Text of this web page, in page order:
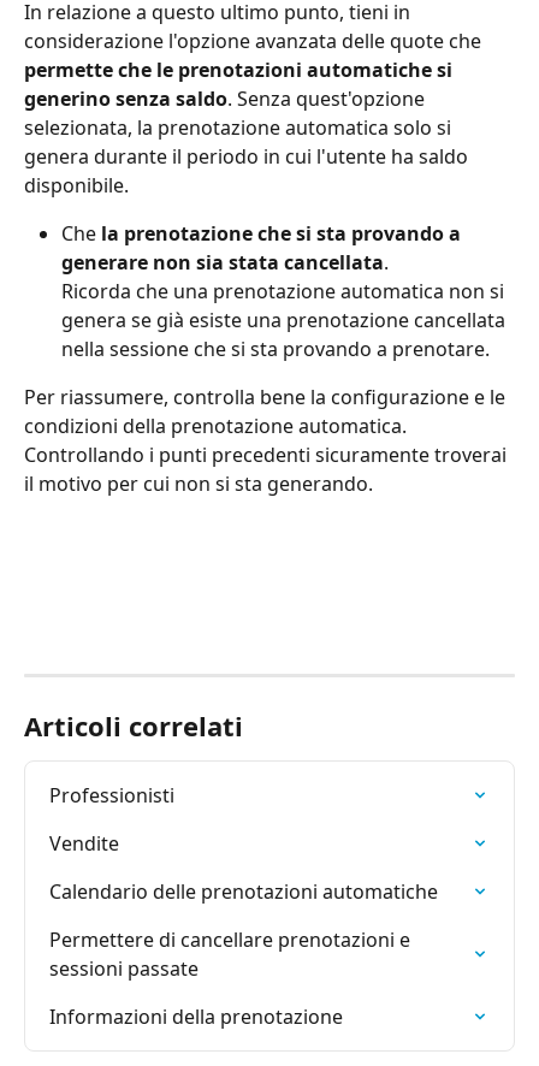
In relazione a questo ultimo punto, tieni in
considerazione l'opzione avanzata delle quote che
permette che le prenotazioni automatiche si
generino senza saldo. Senza quest'opzione
selezionata, la prenotazione automatica solo si
genera durante il periodo in cui l'utente ha saldo
disponibile.
Che la prenotazione che si sta provando a
generare non sia stata cancellata.
Ricorda che una prenotazione automatica non si
genera se già esiste una prenotazione cancellata
nella sessione che si sta provando a prenotare.
Per riassumere, controlla bene la configurazione e le
condizioni della prenotazione automatica.
Controllando i punti precedenti sicuramente troverai
il motivo per cui non si sta generando.
Articoli correlati
Professionisti
Vendite
Calendario delle prenotazioni automatiche
Permettere di cancellare prenotazioni e
sessioni passate
Informazioni della prenotazione